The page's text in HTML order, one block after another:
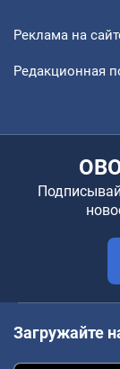
Реклама на
Редакционная
Загружайте